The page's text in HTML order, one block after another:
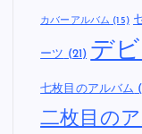
カバーアルバム (15)
ーツ (21) デ
七枚目のアルバム
二枚目の